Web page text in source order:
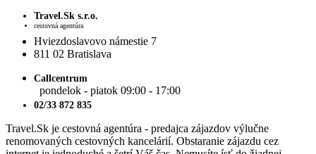
Travel.Sk s.r.o.
cestovná agentúra
Hviezdoslavovo námestie 7
811 02 Bratislava
Callcentrum
pondelok - piatok 09:00 - 17:00
02/33 872 835
Travel.Sk je cestovná agentúra - predajca zájazdov výlučne
renomovaných cestovných kancelárií. Obstaranie zájazdu cez